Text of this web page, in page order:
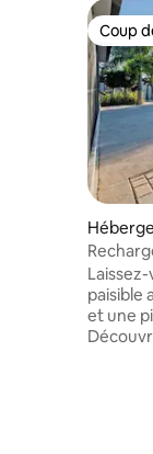
Coup
Coup
piscine
paisible
et une
votre
une